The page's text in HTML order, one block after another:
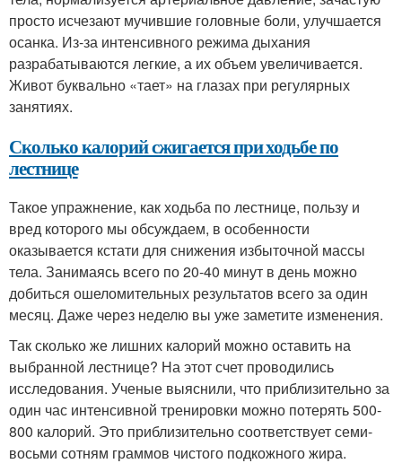
просто исчезают мучившие головные боли, улучшается
осанка. Из-за интенсивного режима дыхания
разрабатываются легкие, а их объем увеличивается.
Живот буквально «тает» на глазах при регулярных
занятиях.
Сколько калорий сжигается при ходьбе по
лестнице
Такое упражнение, как ходьба по лестнице, пользу и
вред которого мы обсуждаем, в особенности
оказывается кстати для снижения избыточной массы
тела. Занимаясь всего по 20-40 минут в день можно
добиться ошеломительных результатов всего за один
месяц. Даже через неделю вы уже заметите изменения.
Так сколько же лишних калорий можно оставить на
выбранной лестнице? На этот счет проводились
исследования. Ученые выяснили, что приблизительно за
один час интенсивной тренировки можно потерять 500-
800 калорий. Это приблизительно соответствует семи-
восьми сотням граммов чистого подкожного жира.